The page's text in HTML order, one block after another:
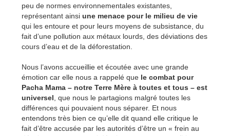
peu de normes environnementales existantes,
représentant ainsi une menace pour le milieu de vie
qui les entoure et pour leurs moyens de subsistance, du
fait d’une pollution aux métaux lourds, des déviations des
cours d’eau et de la déforestation.
Nous l’avons accueillie et écoutée avec une grande
émotion car elle nous a rappelé que le combat pour
Pacha Mama – notre Terre Mère à toutes et tous – est
universel , que nous le partagions malgré toutes les
différences qui pouvaient nous séparer. Et nous
entendons très bien ce qu’elle dit quand elle critique le
fait d’être accusée par les autorités d’être un « frein au